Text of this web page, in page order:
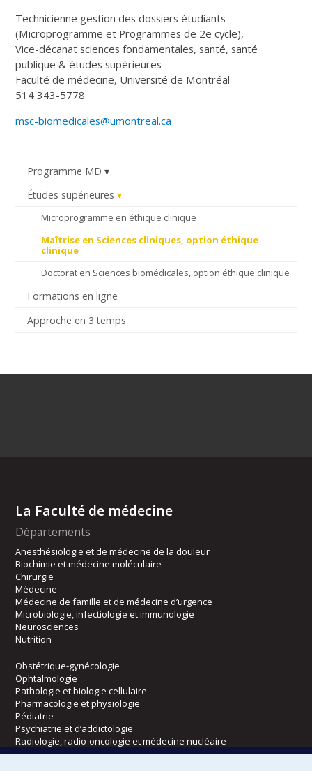
Programme MD
Études supérieures
Microprogramme en éthique clinique
Maîtrise en Sciences cliniques, option éthique
clinique
Doctorat en Sciences biomédicales, option éthique clinique
Formations en ligne
Approche en 3 temps
Technicienne gestion des dossiers étudiants
(Microprogramme et Programmes de 2e cycle),
Vice-décanat sciences fondamentales, santé, santé
publique & études supérieures
Faculté de médecine, Université de Montréal
514 343-5778
msc-biomedicales@umontreal.ca
La Faculté de médecine
Départements
Anesthésiologie et de médecine de la douleur
Biochimie et médecine moléculaire
Chirurgie
Médecine
Médecine de famille et de médecine d’urgence
Microbiologie, infectiologie et immunologie
Neurosciences
Nutrition
Obstétrique-gynécologie
Ophtalmologie
Pathologie et biologie cellulaire
Pharmacologie et physiologie
Pédiatrie
Psychiatrie et d’addictologie
Radiologie, radio-oncologie et médecine nucléaire